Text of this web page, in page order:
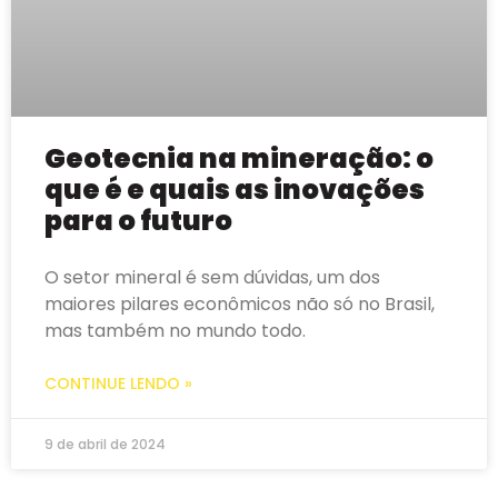
Geotecnia na mineração: o
que é e quais as inovações
para o futuro
O setor mineral é sem dúvidas, um dos
maiores pilares econômicos não só no Brasil,
mas também no mundo todo.
CONTINUE LENDO »
9 de abril de 2024